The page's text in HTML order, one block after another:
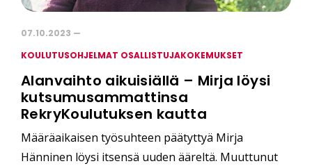
07.10.2023 —
KOULUTUSOHJELMAT OSALLISTUJAKOKEMUKSET
Alanvaihto aikuisiällä – Mirja löysi
kutsumusammattinsa
RekryKoulutuksen kautta
Määräaikaisen työsuhteen päätyttyä Mirja
Hänninen löysi itsensä uuden ääreltä. Muuttunut